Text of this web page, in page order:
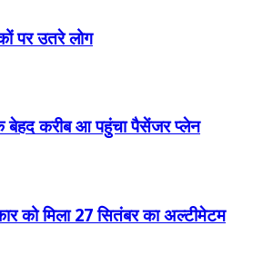
पर उतरे लोग
बेहद करीब आ पहुंचा पैसेंजर प्लेन
को मिला 27 सितंबर का अल्टीमेटम